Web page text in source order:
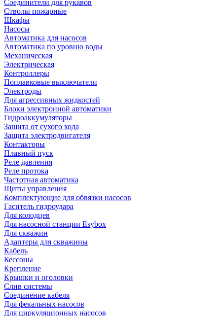
Соединители для рукавов
Стволы пожарные
Шкафы
Насосы
Автоматика для насосов
Автоматика по уровню воды
Механическая
Электрическая
Контроллеры
Поплавковые выключатели
Электроды
Для агрессивных жидкостей
Блоки электронной автоматики
Гидроаккумуляторы
Защита от сухого хода
Защита электродвигателя
Контакторы
Плавный пуск
Реле давления
Реле протока
Частотная автоматика
Щиты управления
Комплектующие для обвязки насосов
Гаситель гидроудара
Для колодцев
Для насосной станции Esybox
Для скважин
Адаптеры для скважины
Кабель
Кессоны
Крепление
Крышки и оголовки
Слив системы
Соединение кабеля
Для фекальных насосов
Для циркуляционных насосов